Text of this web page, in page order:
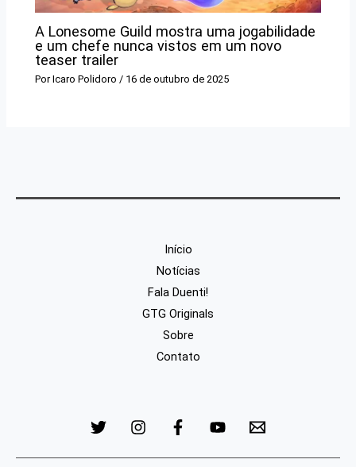
A Lonesome Guild mostra uma jogabilidade
e um chefe nunca vistos em um novo
teaser trailer
PorIcaro Polidoro / 16 de outubro de 2025
Início
Notícias
Fala Duenti!
GTG Originals
Sobre
Contato